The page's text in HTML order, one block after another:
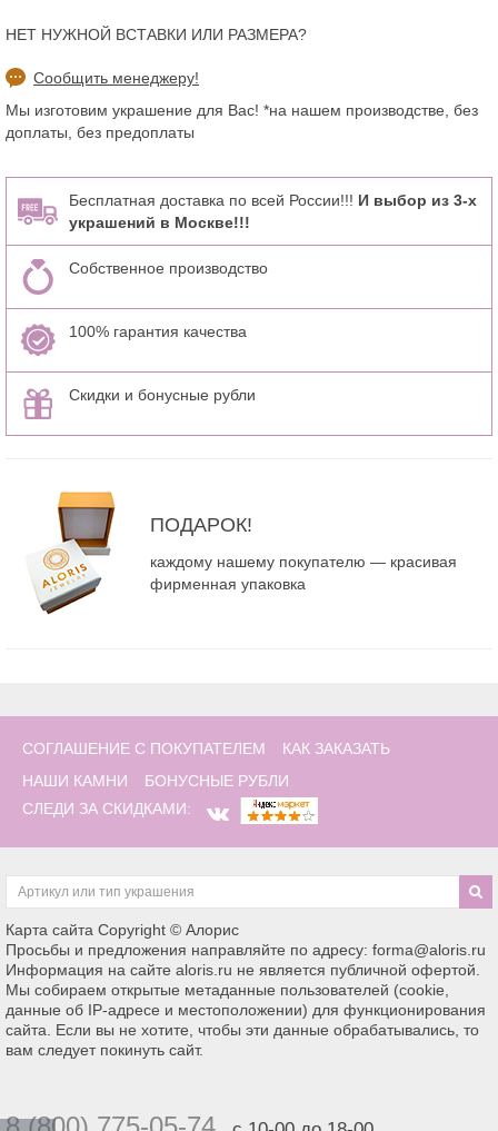
НЕТ НУЖНОЙ ВСТАВКИ ИЛИ РАЗМЕРА?
Сообщить менеджеру!
Мы изготовим украшение для Вас! *на нашем производстве, без
доплаты, без предоплаты
Бесплатная доставка по всей России!!! И выбор из 3-х
украшений в Москве!!!
Собственное производство
100% гарантия качества
Скидки и бонусные рубли
ПОДАРОК!
каждому нашему покупателю — красивая
фирменная упаковка
СОГЛАШЕНИЕ С ПОКУПАТЕЛЕМ
КАК ЗАКАЗАТЬ
НАШИ КАМНИ
БОНУСНЫЕ РУБЛИ
СЛЕДИ ЗА СКИДКАМИ:
Карта сайта Copyright © Алорис
Просьбы и предложения направляйте по адресу: forma@aloris.ru
Информация на сайте aloris.ru не является публичной офертой.
Мы собираем открытые метаданные пользователей (cookie,
данные об IP-адресе и местоположении) для функционирования
сайта. Если вы не хотите, чтобы эти данные обрабатывались, то
вам следует покинуть сайт.